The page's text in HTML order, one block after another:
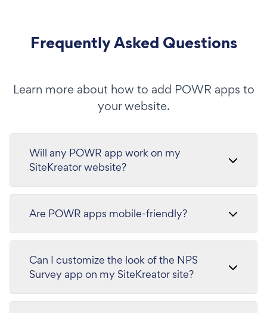
Frequently Asked Questions
Learn more about how to add POWR apps to
your website.
Will any POWR app work on my
SiteKreator website?
Are POWR apps mobile-friendly?
Can I customize the look of the NPS
Survey app on my SiteKreator site?